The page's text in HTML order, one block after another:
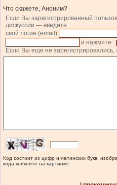
Что скажете, Аноним?
Если Вы зарегистрированный
дискуссии — введите
свой логин (email)
и нажмите
Если Вы еще не зарегистрировались,
Код состоит из цифр и латинских букв,
кода кликните на картинке.